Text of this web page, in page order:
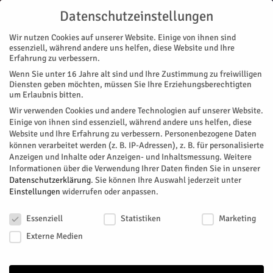
Start Stadtteile Daubenrath Närrisch in ulkige Jubelsession gestartet
STADTTEILE DAUBENRATH
Närrisch in ulkige Jubelsession
gestartet
Von HERZOG Redaktion- November 20, 2023 658 0
Facebook Twitter
Datenschutzeinstellungen
Wir nutzen Cookies auf unserer Website. Einige von ihnen sind
essenziell, während andere uns helfen, diese Website und Ihre
Erfahrung zu verbessern.
Wenn Sie unter 16 Jahre alt sind und Ihre Zustimmung zu freiwilligen
Diensten geben möchten, müssen Sie Ihre Erziehungsberechtigten
um Erlaubnis bitten.
Wir verwenden Cookies und andere Technologien auf unserer Website.
Einige von ihnen sind essenziell, während andere uns helfen, diese
Website und Ihre Erfahrung zu verbessern. Personenbezogene Daten
können verarbeitet werden (z. B. IP-Adressen), z. B. für personalisierte
Anzeigen und Inhalte oder Anzeigen- und Inhaltsmessung. Weitere
Informationen über die Verwendung Ihrer Daten finden Sie in unserer
Datenschutzerklärung. Sie können Ihre Auswahl jederzeit unter
Einstellungen widerrufen oder anpassen.
Essenziell
Statistiken
Marketing
Externe Medien